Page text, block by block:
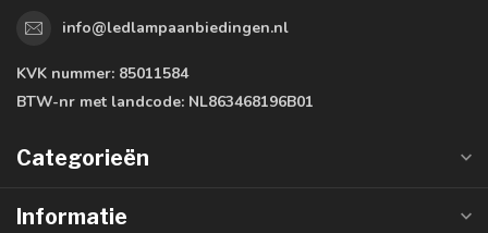
info@ledlampaanbiedingen.nl
KVK nummer: 85011584
BTW-nr met landcode: NL863468196B01
Categorieën
Informatie